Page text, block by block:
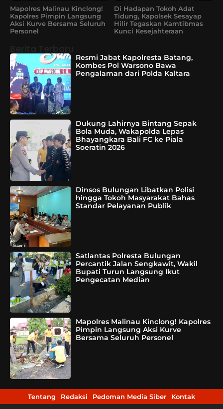
Mapolres Malinau Kinclong!
Kapolres Pimpin Langsung
Aksi Kurve Bersama Seluruh
Personel
Di Hadapan Tokoh Adat
Tidung, Kapolsek Sesayap
Hilir Tegaskan Kamtibmas
Kunci Kesejahteraan
Resmi Jabat Kapolresta Batang,
Kombes Pol Warsono Bawa
Pengalaman dari Polda Kaltara
Dukung Lahirnya Bintang Sepak
Bola Muda, Wakapolda Lepas
Bhayangkara Bali FC ke Piala
Soeratin 2026
Dinsos Bulungan Libatkan Polisi
hingga Tokoh Masyarakat Bahas
Standar Pelayanan Publik
Satlantas Polresta Bulungan
Percantik Jalan Sengkawit, Wakil
Bupati Turun Langsung Ikut
Pengecatan Median
Mapolres Malinau Kinclong! Kapolres
Pimpin Langsung Aksi Kurve
Bersama Seluruh Personel
Tentang Redaksi Pedoman Media Siber Kontak